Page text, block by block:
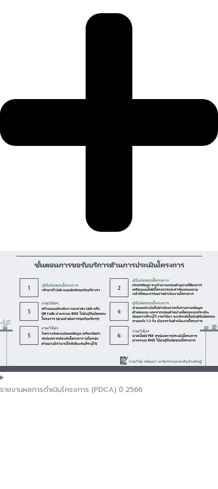
รายงานผลการดำเนินโครงการ (PDCA) ปี 2566